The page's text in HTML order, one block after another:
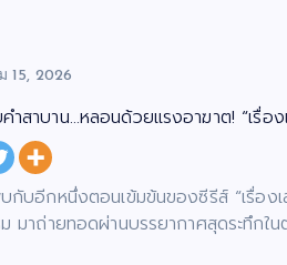
15, 2026
ำสาบาน…หลอนด้วยแรงอาฆาต! “เรื่อ
กับอีกหนึ่งตอนเข้มข้นของซีรีส์ “เรื่อง
มาถ่ายทอดผ่านบรรยากาศสุดระทึกใ